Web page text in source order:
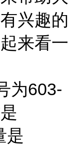
兴趣的
来看一
为603-
是